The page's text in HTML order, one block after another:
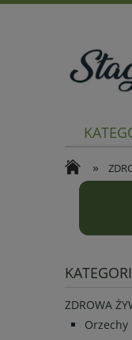
»
ZDROWA
Orzechy